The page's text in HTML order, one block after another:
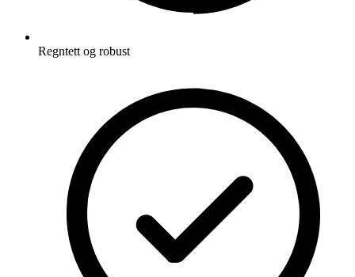
Regntett og robust